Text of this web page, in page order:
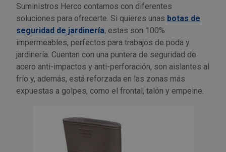
Suministros Herco contamos con diferentes
soluciones para ofrecerte. Si quieres unas botas de
seguridad de jardinería, estas son 100%
impermeables, perfectos para trabajos de poda y
jardinería. Cuentan con una puntera de seguridad de
acero anti-impactos y anti-perforación, son aislantes al
frío y, además, está reforzada en las zonas más
expuestas a golpes, como el frontal, talón y empeine.